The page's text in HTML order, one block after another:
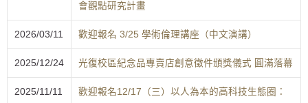
會觀點研究計畫
2026/03/11 歡迎報名 3/25 學術倫理講座（中文演講）
2025/12/24 光復校區紀念品專賣店創意徵件頒獎儀式 圓滿落幕
2025/11/11
歡迎報名12/17（三）以人為本的高科技生態圈：